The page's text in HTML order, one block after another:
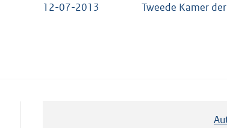
12-07-2013 Tweede Kamer